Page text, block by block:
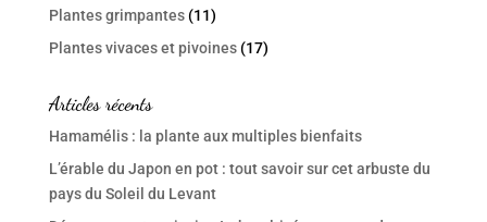
Plantes grimpantes (11)
Plantes vivaces et pivoines (17)
Articles récents
Hamamélis : la plante aux multiples bienfaits
L’érable du Japon en pot : tout savoir sur cet arbuste du
pays du Soleil du Levant